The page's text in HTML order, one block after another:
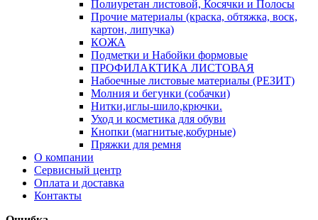
Полиуретан листовой, Косячки и Полосы
Прочие материалы (краска, обтяжка, воск,
картон, липучка)
КОЖА
Подметки и Набойки формовые
ПРОФИЛАКТИКА ЛИСТОВАЯ
Набоечные листовые материалы (РЕЗИТ)
Молния и бегунки (собачки)
Нитки,иглы-шило,крючки.
Уход и косметика для обуви
Кнопки (магнитые,кобурные)
Пряжки для ремня
О компании
Сервисный центр
Оплата и доставка
Контакты